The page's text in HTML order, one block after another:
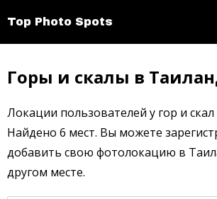
Top Photo Spots
Горы и скалы в
Локации пользователей у гор и
Найдено 6 мест. Вы можете
добавить свою фотолокацию в
другом месте.